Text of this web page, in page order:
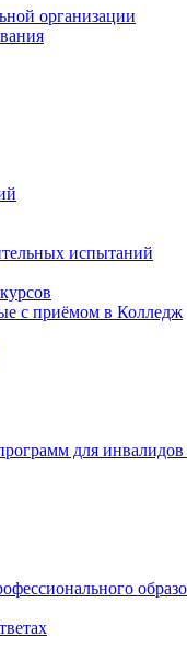
организации
испытаний
с приёмом в Колледж
для